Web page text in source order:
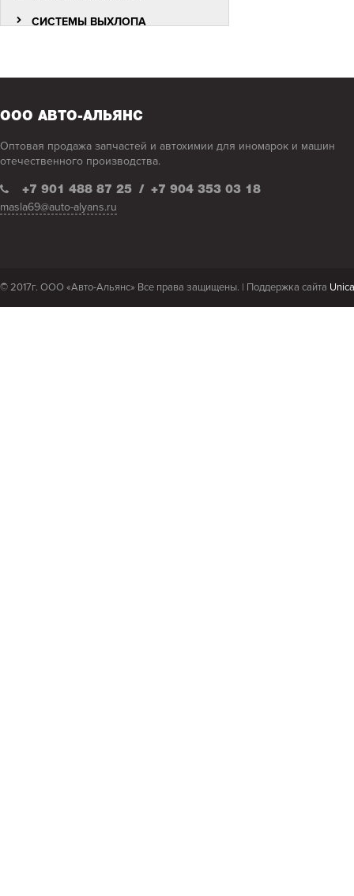
СИСТЕМЫ ВЫХЛОПА
АККУМУЛЯТОРЫ
АНТИКОРЫ, ШПАТЛЕВКИ
ОХЛАЖДАЮЩИЕ ЖИДКОСТИ
ФИЛЬТРЫ
ООО АВТО-АЛЬЯНС
Оптовая продажа запчастей и автохимии для иномарок и машин
отечественного производства.
+7 901 488 87 25 / +7 904 353 03 18
masla69@auto-alyans.ru
© 2017г. ООО «Авто-Альянс» Все права защищены. | Поддержка сайта